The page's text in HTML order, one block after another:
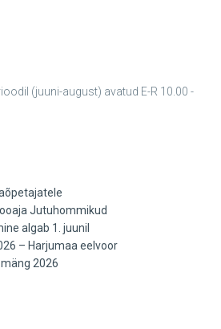
(juuni-august) avatud E-R 10.00 -
Jutuhommikud
algab 1. juunil
– Harjumaa eelvoor
2026